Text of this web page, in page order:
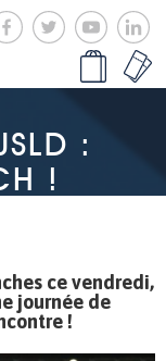
:
!
ce vendredi,
journée de
!